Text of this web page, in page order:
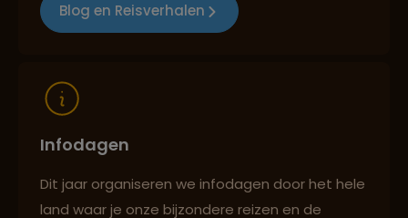
Blog en Reisverhalen
Infodagen
Dit jaar organiseren we infodagen door het hele
land waar je onze bijzondere reizen en de